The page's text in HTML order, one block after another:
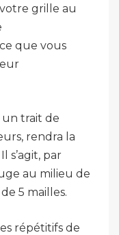
grille au
que vous
un trait de
rendra la
s’agit, par
au milieu de
5 mailles.
répétitifs de